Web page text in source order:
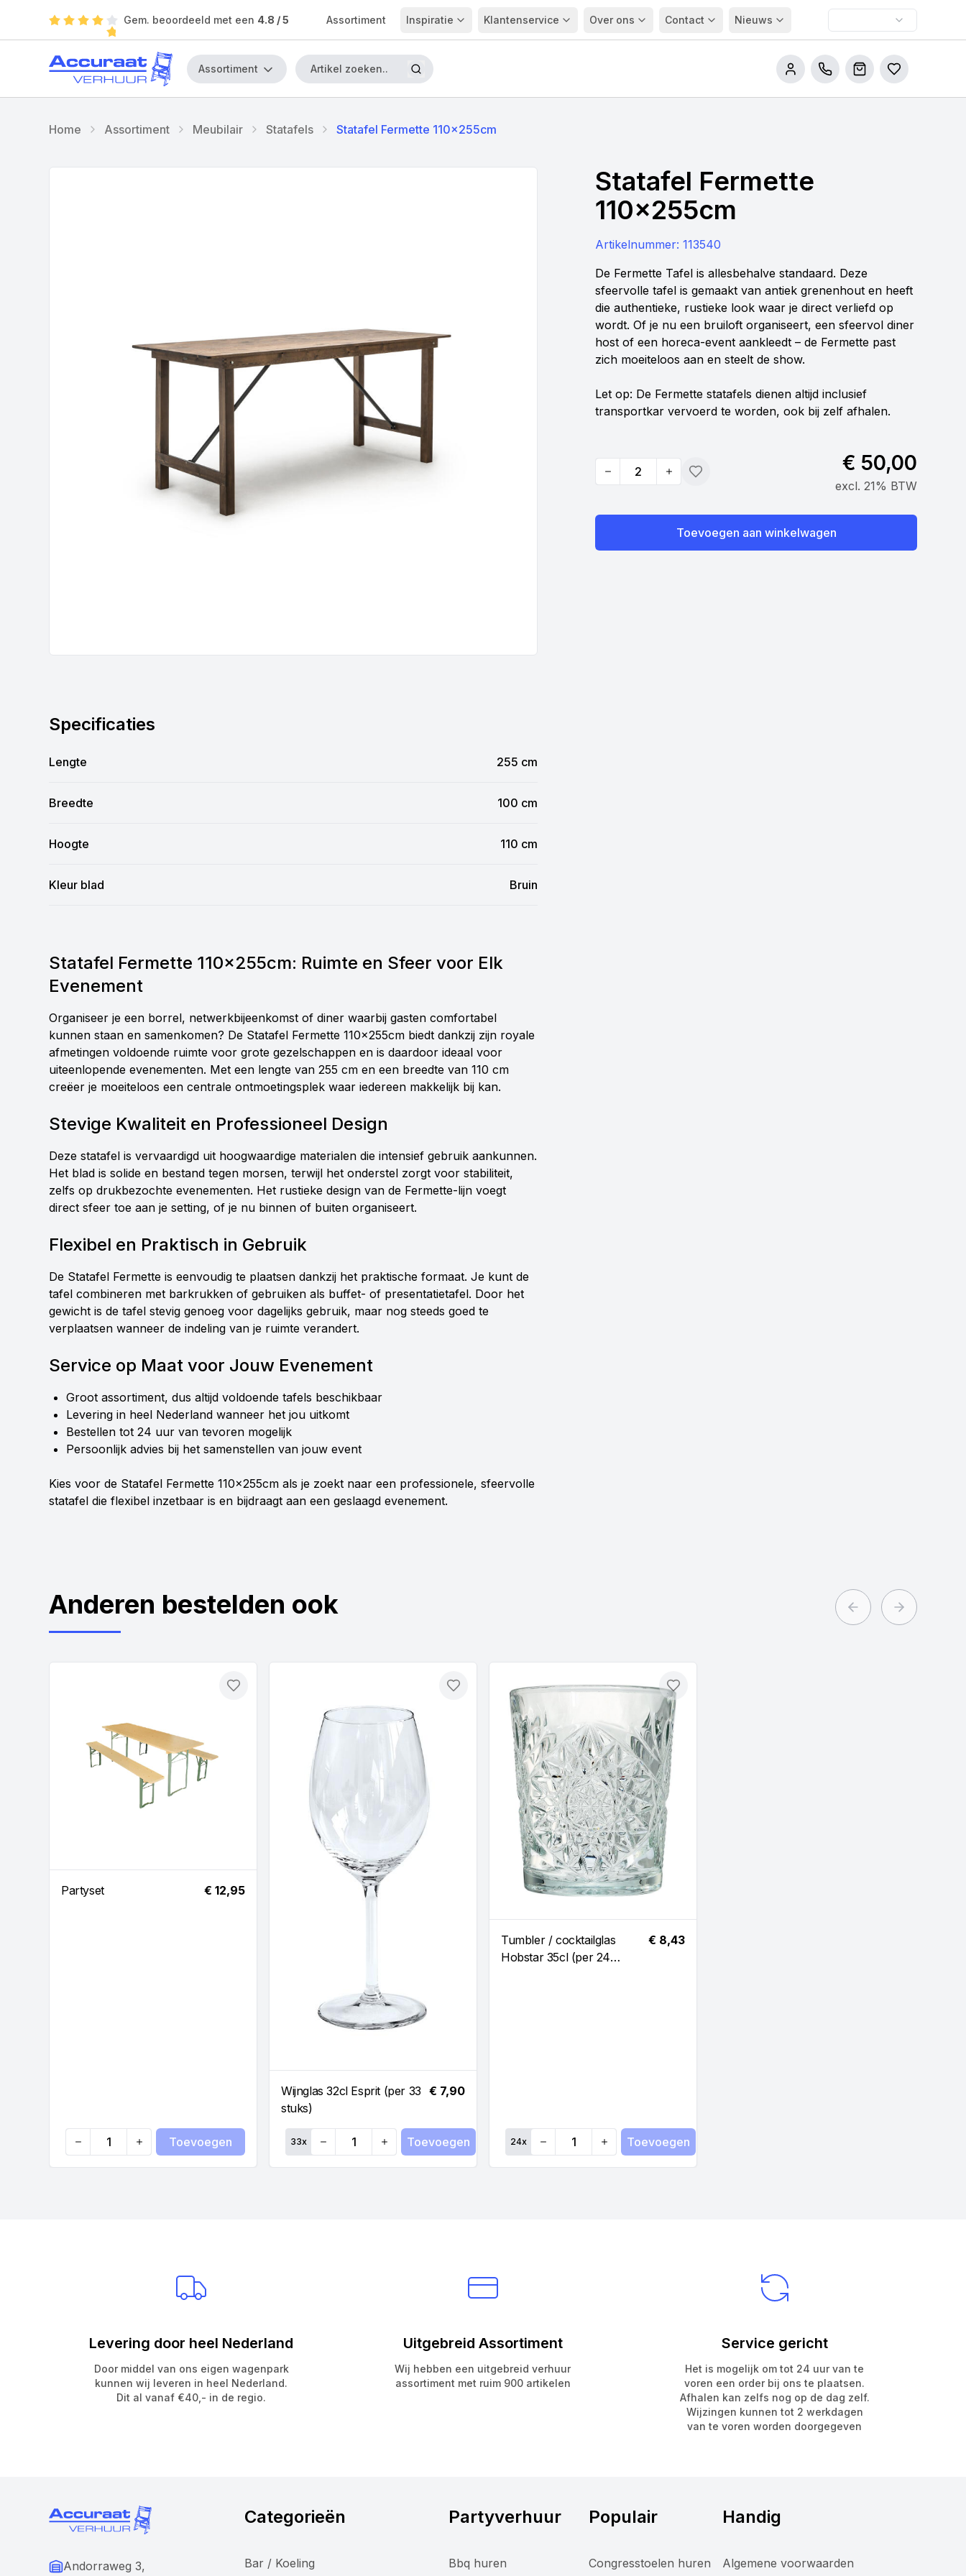
Gem. beoordeeld met een 4.8 / 5 Assortiment Inspiratie Klantenservice Over ons Contact Nieuws
Assortiment
Bel onsWinkelwagen
Bestellijsten
Home Assortiment Meubilair Statafels Statafel Fermette 110x255cm
Statafel Fermette
110x255cm
Artikelnummer: 113540
De Fermette Tafel is allesbehalve standaard. Deze
sfeervolle tafel is gemaakt van antiek grenenhout en heeft
die authentieke, rustieke look waar je direct verliefd op
wordt. Of je nu een bruiloft organiseert, een sfeervol diner
host of een horeca-event aankleedt – de Fermette past
zich moeiteloos aan en steelt de show.
Let op: De Fermette statafels dienen altijd inclusief
transportkar vervoerd te worden, ook bij zelf afhalen.
Quantity Toevoegen
€ 50,00
excl. 21% BTW
Toevoegen aan winkelwagen
Specificaties
Lengte 255 cm
Breedte 100 cm
Hoogte 110 cm
Kleur blad Bruin
Statafel Fermette 110x255cm: Ruimte en Sfeer voor Elk
Evenement
Organiseer je een borrel, netwerkbijeenkomst of diner waarbij gasten comfortabel
kunnen staan en samenkomen? De Statafel Fermette 110x255cm biedt dankzij zijn royale
afmetingen voldoende ruimte voor grote gezelschappen en is daardoor ideaal voor
uiteenlopende evenementen. Met een lengte van 255 cm en een breedte van 110 cm
creëer je moeiteloos een centrale ontmoetingsplek waar iedereen makkelijk bij kan.
Stevige Kwaliteit en Professioneel Design
Deze statafel is vervaardigd uit hoogwaardige materialen die intensief gebruik aankunnen.
Het blad is solide en bestand tegen morsen, terwijl het onderstel zorgt voor stabiliteit,
zelfs op drukbezochte evenementen. Het rustieke design van de Fermette-lijn voegt
direct sfeer toe aan je setting, of je nu binnen of buiten organiseert.
Flexibel en Praktisch in Gebruik
De Statafel Fermette is eenvoudig te plaatsen dankzij het praktische formaat. Je kunt de
tafel combineren met barkrukken of gebruiken als buffet- of presentatietafel. Door het
gewicht is de tafel stevig genoeg voor dagelijks gebruik, maar nog steeds goed te
verplaatsen wanneer de indeling van je ruimte verandert.
Service op Maat voor Jouw Evenement
Groot assortiment, dus altijd voldoende tafels beschikbaar
Levering in heel Nederland wanneer het jou uitkomt
Bestellen tot 24 uur van tevoren mogelijk
Persoonlijk advies bij het samenstellen van jouw event
Kies voor de Statafel Fermette 110x255cm als je zoekt naar een professionele, sfeervolle
statafel die flexibel inzetbaar is en bijdraagt aan een geslaagd evenement.
Anderen bestelden ook
Partyset € 12,95
Toevoegen
Quantity
Toevoegen
Wijnglas 32cl Esprit (per 33
stuks)
€ 7,90
Toevoegen
33x
Quantity
Toevoegen
Tumbler / cocktailglas
Hobstar 35cl (per 24
€ 8,43
Toevoegen
24x
Quantity
Toevoegen
Previous slideNext slide
Levering door heel Nederland
Door middel van ons eigen wagenpark
kunnen wij leveren in heel Nederland.
Dit al vanaf €40,- in de regio.
Uitgebreid Assortiment
Wij hebben een uitgebreid verhuur
assortiment met ruim 900 artikelen
Service gericht
Het is mogelijk om tot 24 uur van te
voren een order bij ons te plaatsen.
Afhalen kan zelfs nog op de dag zelf.
Wijzingen kunnen tot 2 werkdagen
van te voren worden doorgegeven
Andorraweg 3,
Categorieën
Bar / Koeling
Partyverhuur
Bbq huren
Populair
Congresstoelen huren
Handig
Algemene voorwaarden